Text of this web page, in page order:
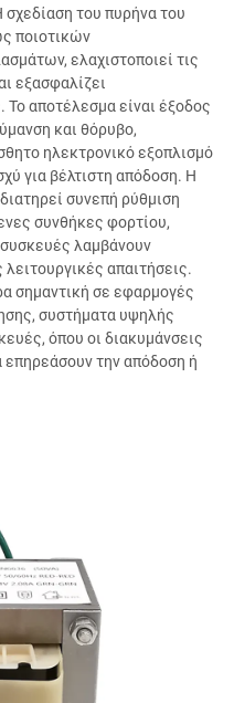
του πυρήνα του
ποιοτικών
ελαχιστοποιεί τις
εξασφαλίζει
αποτέλεσμα είναι έξοδος
και θόρυβο,
ηλεκτρονικό εξοπλισμό
για βέλτιστη απόδοση. Η
συνεπή ρύθμιση
συνθήκες φορτίου,
λαμβάνουν
λειτουργικές απαιτήσεις.
σημαντική σε εφαρμογές
συστήματα υψηλής
όπου οι διακυμάνσεις
την απόδοση ή